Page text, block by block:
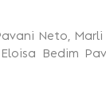
Neto, Marli
Bedim